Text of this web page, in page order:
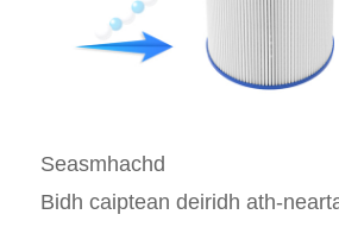
Seasmhachd
Bidh caiptean deiridh ath-